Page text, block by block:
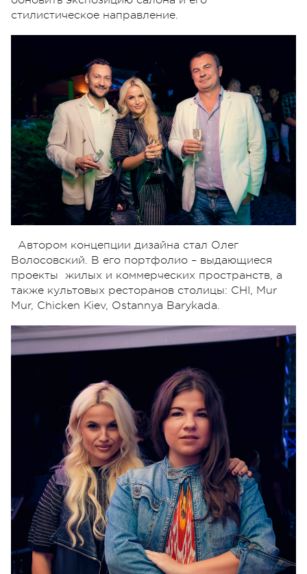
стилистическое направление.
Автором концепции дизайна стал Олег
Волосовский. В его портфолио – выдающиеся
проекты жилых и коммерческих пространств, а
также культовых ресторанов столицы: СНI, Mur
Mur, Chicken Kiev, Ostannya Barykada.